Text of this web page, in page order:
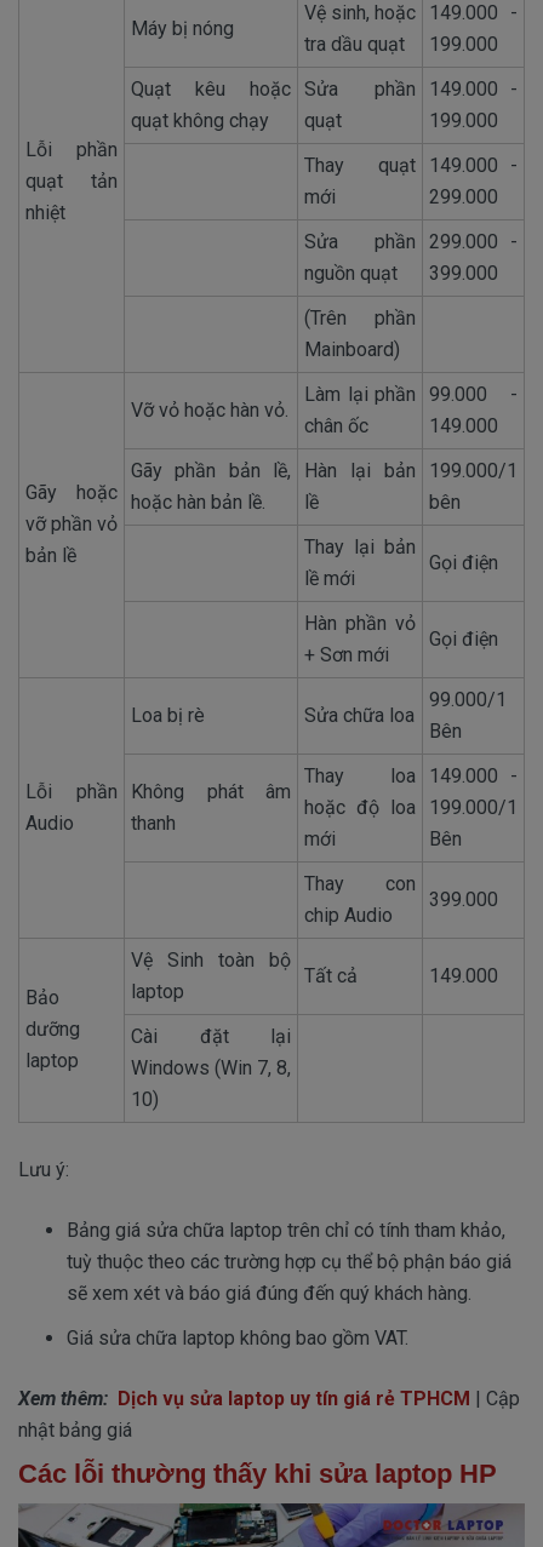
Lỗi phần
quạt tản
nhiệt
Máy bị nóng
Vệ sinh, hoặc
tra dầu quạt
149.000 -
199.000
Quạt kêu hoặc
quạt không chạy
Sửa phần
quạt
149.000 -
199.000
Thay quạt
mới
149.000 -
299.000
Sửa phần
nguồn quạt
299.000 -
399.000
(Trên phần
Mainboard)
Gãy hoặc
vỡ phần vỏ
bản lề
Vỡ vỏ hoặc hàn vỏ.
Làm lại phần
chân ốc
99.000 -
149.000
Gãy phần bản lề,
hoặc hàn bản lề.
Hàn lại bản
lề
199.000/1
bên
Thay lại bản
lề mới
Gọi điện
Hàn phần vỏ
+ Sơn mới
Gọi điện
Lỗi phần
Audio
Loa bị rè Sửa chữa loa
99.000/1
Bên
Không phát âm
thanh
Thay loa
hoặc độ loa
mới
149.000 -
199.000/1
Bên
Thay con
chip Audio
399.000
Bảo
dưỡng
laptop
Vệ Sinh toàn bộ
laptop
Tất cả 149.000
Cài đặt lại
Windows (Win 7, 8,
10)
Lưu ý:
Bảng giá sửa chữa laptop trên chỉ có tính tham khảo,
tuỳ thuộc theo các trường hợp cụ thể bộ phận báo giá
sẽ xem xét và báo giá đúng đến quý khách hàng.
Giá sửa chữa laptop không bao gồm VAT.
Xem thêm: Dịch vụ sửa laptop uy tín giá rẻ TPHCM
| Cập
nhật bảng giá
Các lỗi thường thấy khi sửa laptop HP